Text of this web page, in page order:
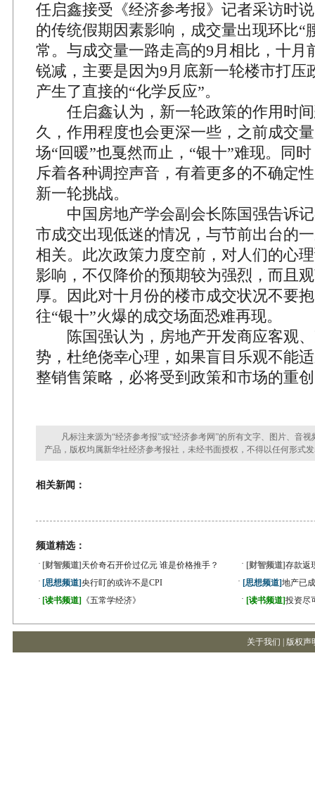
任启鑫接受《经济参考报》记者采访时
的传统假期因素影响，成交量出现环比“
常。与成交量一路走高的9月相比，十月
锐减，主要是因为9月底新一轮楼市打压
产生了直接的“化学反应”。
任启鑫认为，新一轮政策的作用时间
久，作用程度也会更深一些，之前成交
场“回暖”也戛然而止，“银十”难现。同
斥着各种调控声音，有着更多的不确定
新一轮挑战。
中国房地产学会副会长陈国强告诉记
市成交出现低迷的情况，与节前出台的
相关。此次政策力度空前，对人们的心
影响，不仅降价的预期较为强烈，而且
厚。因此对十月份的楼市成交状况不要
往“银十”火爆的成交场面恐难再现。
陈国强认为，房地产开发商应客观、
势，杜绝侥幸心理，如果盲目乐观不能
整销售策略，必将受到政策和市场的重
凡标注来源为“经济参考报”或“经济参考网”的所有文字、图片、音视
产品，版权均属新华社经济参考报社，未经书面授权，不得以任何形式
相关新闻：
频道精选：
· [财智频道] 天价奇石开价过亿元 谁是价格推手？ · [财智频道]存款返
· [思想频道]央行盯的或许不是CPI · [思想频道]地产已
· [读书频道] 《五常学经济》 · [读书频道]投资尽